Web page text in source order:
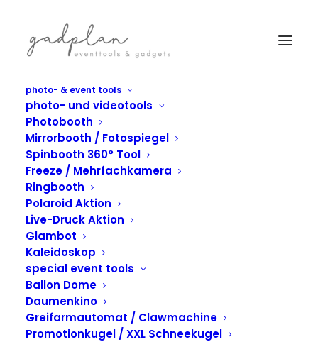
photo- & event tools
photo- und videotools
Photobooth
Mirrorbooth / Fotospiegel
Spinbooth 360° Tool
Freeze / Mehrfachkamera
Ringbooth
Polaroid Aktion
Live-Druck Aktion
Glambot
Kaleidoskop
special event tools
Ballon Dome
Daumenkino
Greifarmautomat / Clawmachine
Promotionkugel / XXL Schneekugel
EVENT & MARKETING
EXPERIENCE
Unvergesslich • Live • Eindrucksvoll
UNVERGESSLICHE
EVENTAKTIONEN
Nachhaltig • Individuell • Vielfältig